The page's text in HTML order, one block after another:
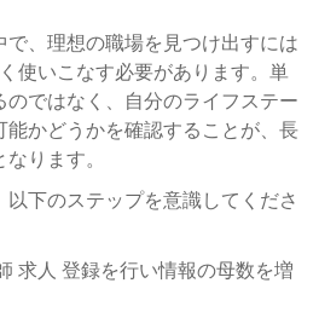
で、理想の職場を見つけ出すには
使いこなす必要があります。単
のではなく、自分のライフステー
能かどうかを確認することが、長
ります。
下のステップを意識してくださ
求人 登録を行い情報の母数を増